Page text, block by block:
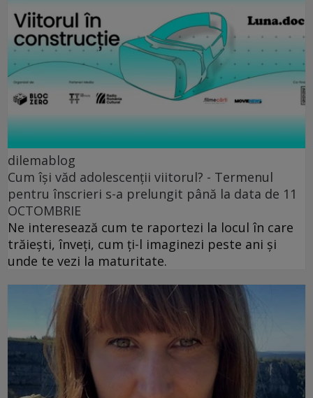
dilemablog
Cum își văd adolescenții viitorul? - Termenul
pentru înscrieri s-a prelungit până la data de 11
OCTOMBRIE
Ne interesează cum te raportezi la locul în care
trăiești, înveți, cum ți-l imaginezi peste ani și
unde te vezi la maturitate.